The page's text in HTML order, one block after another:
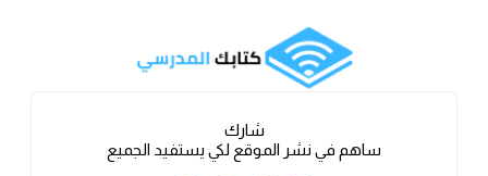
شارك
ساهم في نشر الموقع لكي يستفيد الجميع